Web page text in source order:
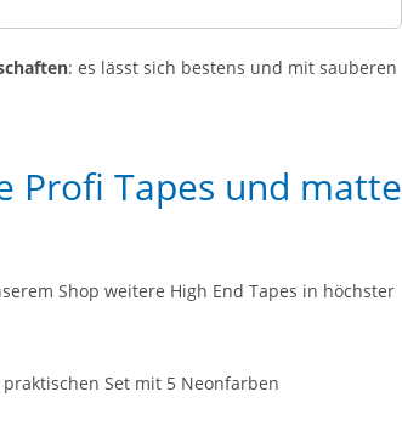
: es lässt sich bestens und mit sauberen
Profi Tapes und matte
Shop weitere High End Tapes in höchster
praktischen Set mit 5 Neonfarben